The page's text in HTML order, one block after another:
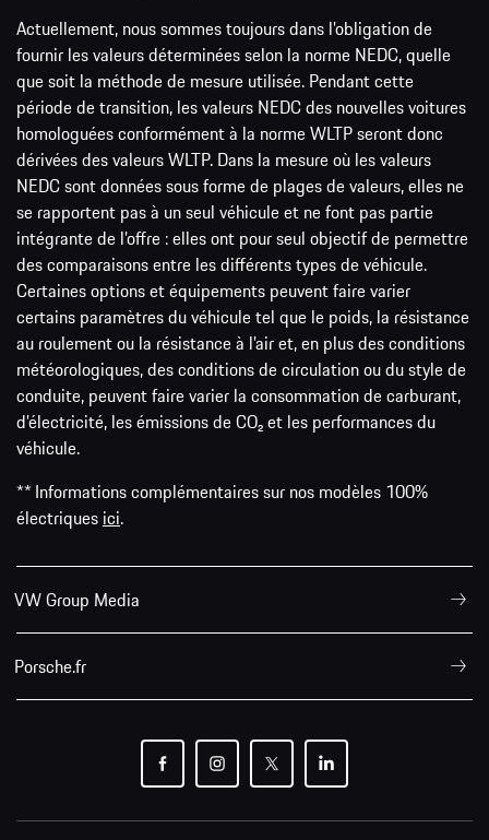
Actuellement, nous sommes toujours dans l’obligation de
fournir les valeurs déterminées selon la norme NEDC, quelle
que soit la méthode de mesure utilisée. Pendant cette
période de transition, les valeurs NEDC des nouvelles voitures
homologuées conformément à la norme WLTP seront donc
dérivées des valeurs WLTP. Dans la mesure où les valeurs
NEDC sont données sous forme de plages de valeurs, elles ne
se rapportent pas à un seul véhicule et ne font pas partie
intégrante de l’offre : elles ont pour seul objectif de permettre
des comparaisons entre les différents types de véhicule.
Certaines options et équipements peuvent faire varier
certains paramètres du véhicule tel que le poids, la résistance
au roulement ou la résistance à l’air et, en plus des conditions
météorologiques, des conditions de circulation ou du style de
conduite, peuvent faire varier la consommation de carburant,
d’électricité, les émissions de CO₂ et les performances du
véhicule.
** Informations complémentaires sur nos modèles 100%
électriques ici.
VW Group Media
Porsche.fr